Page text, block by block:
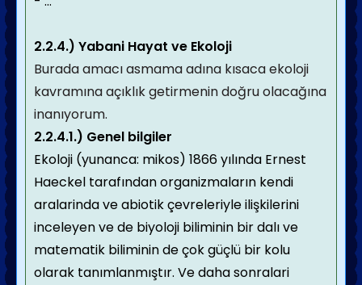
2.2.4.) Yabani Hayat ve Ekoloji
Burada amacı asmama adına kısaca ekoloji
kavramına açıklık getirmenin doğru olacağına
inanıyorum.
2.2.4.1.) Genel bilgiler
Ekoloji (yunanca: mikos) 1866 yılında Ernest
Haeckel tarafından organizmaların kendi
aralarinda ve abiotik çevreleriyle ilişkilerini
inceleyen ve de biyoloji biliminin bir dalı ve
matematik biliminin de çok güçlü bir kolu
olarak tanımlanmıştır. Ve daha sonralari